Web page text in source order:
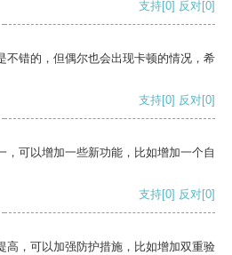
支持[0] 反对[0]
不错的，但偶尔也会出现卡顿的情况，希
支持[0] 反对[0]
，可以增加一些新功能，比如增加一个自
支持[0] 反对[0]
高，可以加强防护措施，比如增加双重验